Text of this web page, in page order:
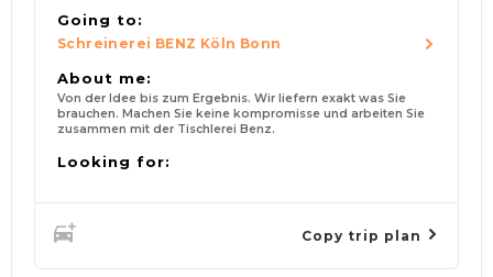
Going to:
Schreinerei BENZ Köln Bonn
About me:
Von der Idee bis zum Ergebnis. Wir liefern exakt was Sie
brauchen. Machen Sie keine kompromisse und arbeiten Sie
zusammen mit der Tischlerei Benz.
Looking for:
Copy trip plan